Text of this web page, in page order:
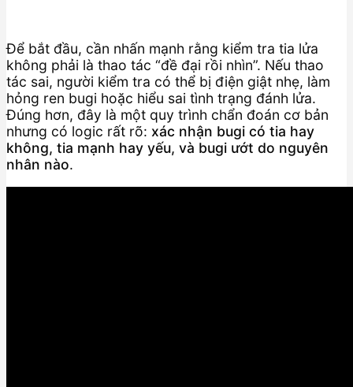
Để bắt đầu, cần nhấn mạnh rằng kiểm tra tia lửa
không phải là thao tác “đề đại rồi nhìn”. Nếu thao
tác sai, người kiểm tra có thể bị điện giật nhẹ, làm
hỏng ren bugi hoặc hiểu sai tình trạng đánh lửa.
Đúng hơn, đây là một quy trình chẩn đoán cơ bản
nhưng có logic rất rõ: xác nhận bugi có tia hay
không, tia mạnh hay yếu, và bugi ướt do nguyên
nhân nào.